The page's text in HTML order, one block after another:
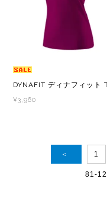
¥3,960
＜ 1
81-